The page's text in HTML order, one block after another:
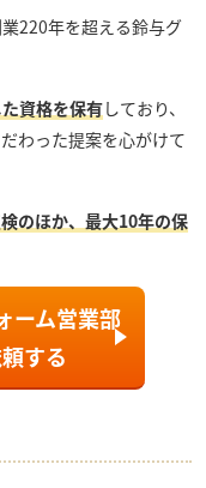
220年を超える鈴与グ
資格を保有しており、
わった提案を心がけて
のほか、最大10年の保
ーム営業部
する